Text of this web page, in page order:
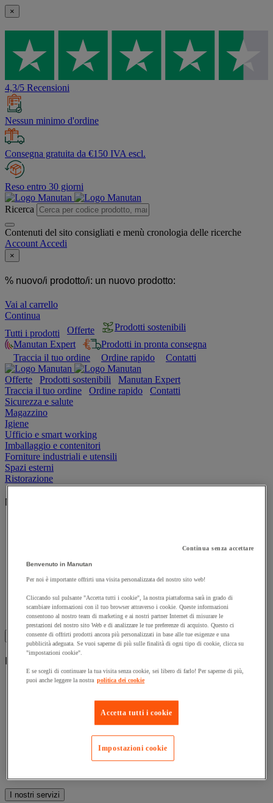
×
4,3/5 Recensioni
Nessun minimo d'ordine
Consegna gratuita da €150 IVA escl.
Reso entro 30 giorni
Ricerca
Contenuti del sito consigliati e menù cronologia delle ricerche
Account Accedi
×
% nuovo/i prodotto/i: un nuovo prodotto:
Vai al carrello
Continua
Tutti i prodotti
Offerte
Prodotti sostenibili
Manutan Expert
Prodotti in pronta consegna
Traccia il tuo ordine
Ordine rapido Contatti
Offerte Prodotti sostenibili
Manutan Expert
Traccia il tuo ordine
Ordine rapido
Contatti
Sicurezza e salute
Magazzino
Igiene
Ufficio e smart working
Imballaggio e contenitori
Forniture industriali e utensili
Spazi esterni
Ristorazione
Manutan Italia
Richiesta catalogo generale
Mercato Elettronico PA
Manutan Eco-Score
Iscrizione alla newsletter
Manutan Italia
Tutti i nostri servizi
Ritiro e smaltimento DPI
Revisione scaffalature
Smontaggio e smaltimento
Stampa 3D in metallo
Illuminazione di sicurezza
I nostri servizi
Continua senza accettare
Benvenuto in Manutan
Per noi è importante offrirti una visita personalizzata del nostro sito web!
Cliccando sul pulsante "Accetta tutti i cookie", la nostra piattaforma sarà in grado di
scambiare informazioni con il tuo browser attraverso i cookie. Queste informazioni
consentono al nostro team di marketing e ai nostri partner Internet di misurare le
prestazioni del nostro sito Web e di analizzare le tue preferenze di acquisto. Questo ci
consente di offrirti prodotti ancora più personalizzati in base alle tue esigenze e una
pubblicità adeguata. Se vuoi saperne di più sulle finalità di ogni tipo di cookie, clicca su
"impostazioni cookie".
E se scegli di continuare la tua visita senza cookie, sei libero di farlo! Per saperne di più,
puoi anche leggere la nostra politica dei cookie
Accetta tutti i cookie
Impostazioni cookie